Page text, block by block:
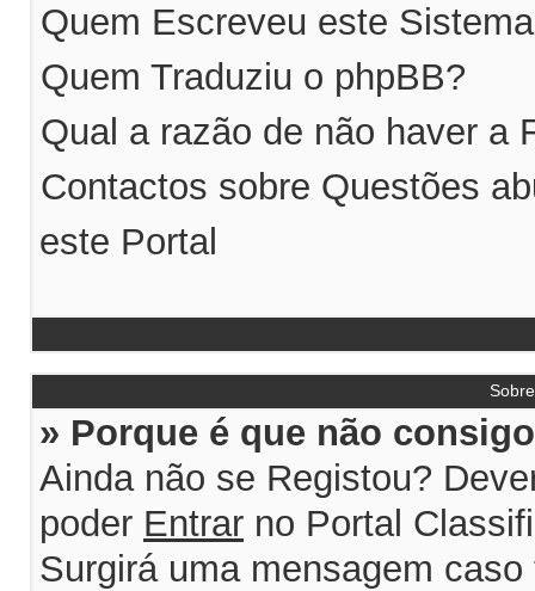
Quem Escreveu este
Quem Traduziu o phpBB?
Qual a razão de não haver a
Contactos sobre Questões
este Portal
» Porque é que não
Ainda não se Registou?
poder Entrar no Portal
Surgirá uma mensagem